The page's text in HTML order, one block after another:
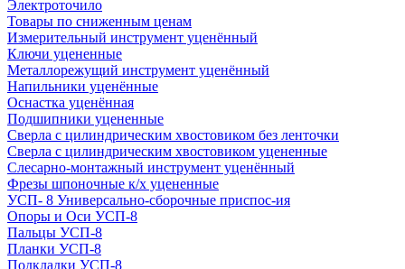
Электроточило
Товары по сниженным ценам
Измерительный инструмент уценённый
Ключи уцененные
Металлорежущий инструмент уценённый
Напильники уценённые
Оснастка уценённая
Подшипники уцененные
Сверла с цилиндрическим хвостовиком без ленточки
Сверла с цилиндрическим хвостовиком уцененные
Слесарно-монтажный инструмент уценённый
Фрезы шпоночные к/х уцененные
УСП- 8 Универсально-сборочные приспос-ия
Опоры и Оси УСП-8
Пальцы УСП-8
Планки УСП-8
Подкладки УСП-8